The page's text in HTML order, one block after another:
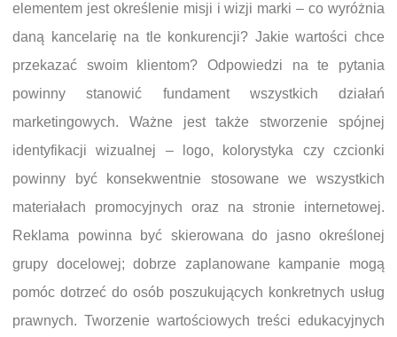
elementem jest określenie misji i wizji marki – co wyróżnia
daną kancelarię na tle konkurencji? Jakie wartości chce
przekazać swoim klientom? Odpowiedzi na te pytania
powinny stanowić fundament wszystkich działań
marketingowych. Ważne jest także stworzenie spójnej
identyfikacji wizualnej – logo, kolorystyka czy czcionki
powinny być konsekwentnie stosowane we wszystkich
materiałach promocyjnych oraz na stronie internetowej.
Reklama powinna być skierowana do jasno określonej
grupy docelowej; dobrze zaplanowane kampanie mogą
pomóc dotrzeć do osób poszukujących konkretnych usług
prawnych. Tworzenie wartościowych treści edukacyjnych